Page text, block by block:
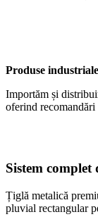
Produse industriale
Importăm și
oferind
Sistem complet
Țiglă metalică
pluvial rectangular